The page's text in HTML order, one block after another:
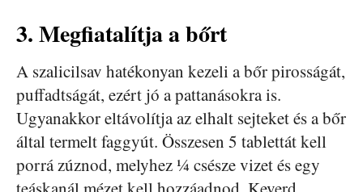
3. Megfiatalítja a bőrt
A szalicilsav hatékonyan kezeli a bőr pirosságát,
puffadtságát, ezért jó a pattanásokra is.
Ugyanakkor eltávolítja az elhalt sejteket és a bőr
által termelt faggyút. Összesen 5 tablettát kell
porrá zúznod, melyhez ¼ csésze vizet és egy